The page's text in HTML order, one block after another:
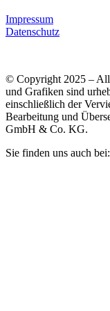
Impressum
Datenschutz
© Copyright 2025 –
und Grafiken sind
einschließlich der
Bearbeitung und
GmbH & Co. KG.
Sie finden uns auch bei: